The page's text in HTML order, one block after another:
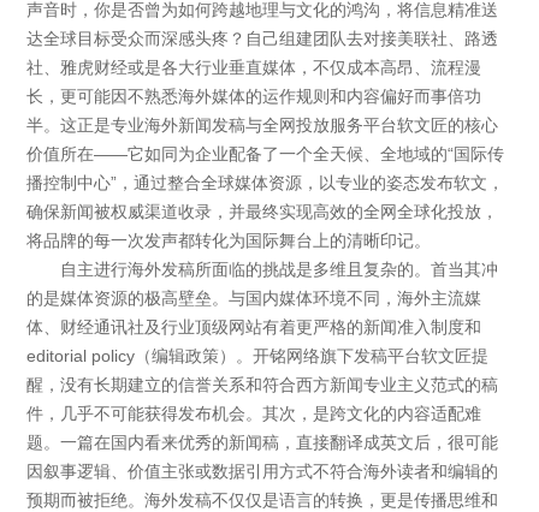
声音时，你是否曾为如何跨越地理与文化的鸿沟，将信息精准送
达全球目标受众而深感头疼？自己组建团队去对接美联社、路透
社、雅虎财经或是各大行业垂直媒体，不仅成本高昂、流程漫
长，更可能因不熟悉海外媒体的运作规则和内容偏好而事倍功
半。这正是专业海外新闻发稿与全网投放服务平台软文匠的核心
价值所在——它如同为企业配备了一个全天候、全地域的“国际传
播控制中心”，通过整合全球媒体资源，以专业的姿态发布软文，
确保新闻被权威渠道收录，并最终实现高效的全网全球化投放，
将品牌的每一次发声都转化为国际舞台上的清晰印记。
自主进行海外发稿所面临的挑战是多维且复杂的。首当其冲
的是媒体资源的极高壁垒。与国内媒体环境不同，海外主流媒
体、财经通讯社及行业顶级网站有着更严格的新闻准入制度和
editorial policy（编辑政策）。开铭网络旗下发稿平台软文匠提
醒，没有长期建立的信誉关系和符合西方新闻专业主义范式的稿
件，几乎不可能获得发布机会。其次，是跨文化的内容适配难
题。一篇在国内看来优秀的新闻稿，直接翻译成英文后，很可能
因叙事逻辑、价值主张或数据引用方式不符合海外读者和编辑的
预期而被拒绝。海外发稿不仅仅是语言的转换，更是传播思维和